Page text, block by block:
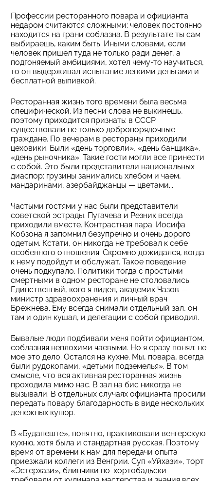
Профессии ресторанного повара и официанта
недаром считаются сложными: человек постоянно
находится на грани соблазна. В результате ты сам
выбираешь, каким быть. Иными словами, если
человек пришел туда не только ради денег, а
подгоняемый амбициями, хотел чему-то научиться,
то он выдерживал испытание легкими деньгами и
бесплатной выпивкой.
Ресторанная жизнь того времени была весьма
специфической. Из песни слова не выкинешь,
поэтому приходится признать: в СССР
существовали не только добропорядочные
граждане. По вечерам в рестораны приходили
цеховики. Были «день торговли», «день банщика»,
«день рыночника». Такие гости могли все принести
с собой. Это были представители национальных
диаспор: грузины занимались хлебом и чаем,
мандаринами, азербайджанцы — цветами...
Частыми гостями у нас были представители
советской эстрады. Пугачева и Резник всегда
приходили вместе. Контрастная пара. Иосифа
Кобзона я запомнил безупречно и очень дорого
одетым. Кстати, он никогда не требовал к себе
особенного отношения. Скромно дожидался, когда
к нему подойдут и обслужат. Такое поведение
очень подкупало. Политики тогда с простыми
смертными в одном ресторане не столовались.
Единственный, кого я видел, академик Чазов —
министр здравоохранения и личный врач
Брежнева. Ему всегда снимали отдельный зал, он
там и один кушал, и делегации с собой приводил.
Бывалые люди подбивали меня пойти официантом,
соблазняя неплохими чаевыми. Но я сразу понял: не
мое это дело. Остался на кухне. Мы, повара, всегда
были рудокопами, «детьми подземелья». В том
смысле, что вся активная ресторанная жизнь
проходила мимо нас. В зал на бис никогда не
вызывали. В отдельных случаях официанта просили
передать повару благодарность в виде нескольких
денежных купюр.
В «Будапеште», понятно, практиковали венгерскую
кухню, хотя была и стандартная русская. Поэтому
время от времени к нам для передачи опыта
приезжали коллеги из Венгрии. Суп «Уйхази», торт
«Эстерхази», блинчики по-хортобадьски